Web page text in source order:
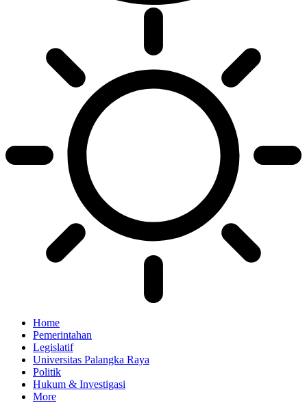
Home
Pemerintahan
Legislatif
Universitas Palangka Raya
Politik
Hukum & Investigasi
More